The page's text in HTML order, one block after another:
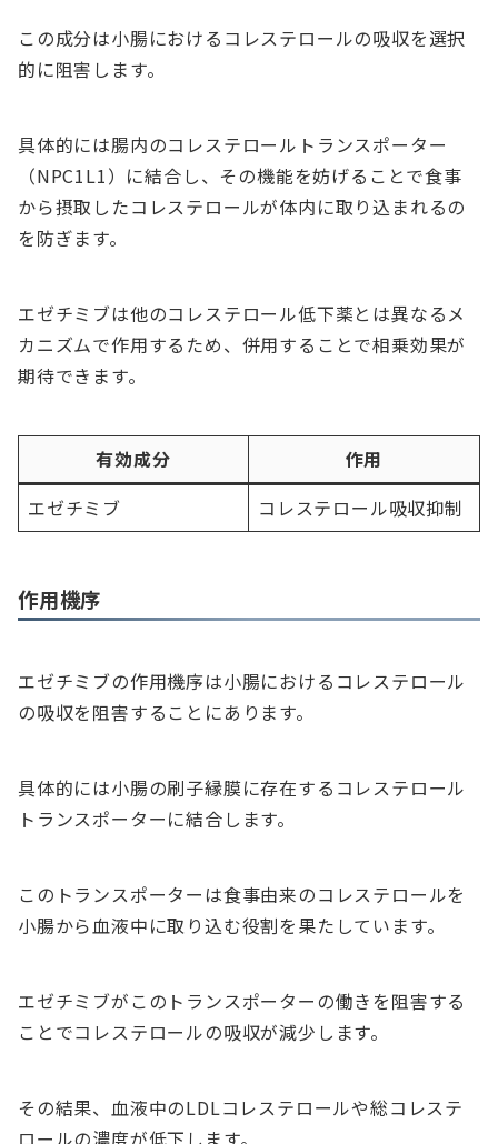
この成分は小腸におけるコレステロールの吸収を選択
的に阻害します。
具体的には腸内のコレステロールトランスポーター
（NPC1L1）に結合し、その機能を妨げることで食事
から摂取したコレステロールが体内に取り込まれるの
を防ぎます。
エゼチミブは他のコレステロール低下薬とは異なるメ
カニズムで作用するため、併用することで相乗効果が
期待できます。
有効成分
作用
エゼチミブ
コレステロール吸収抑制
作用機序
エゼチミブの作用機序は小腸におけるコレステロール
の吸収を阻害することにあります。
具体的には小腸の刷子縁膜に存在するコレステロール
トランスポーターに結合します。
このトランスポーターは食事由来のコレステロールを
小腸から血液中に取り込む役割を果たしています。
エゼチミブがこのトランスポーターの働きを阻害する
ことでコレステロールの吸収が減少します。
その結果、血液中のLDLコレステロールや総コレステ